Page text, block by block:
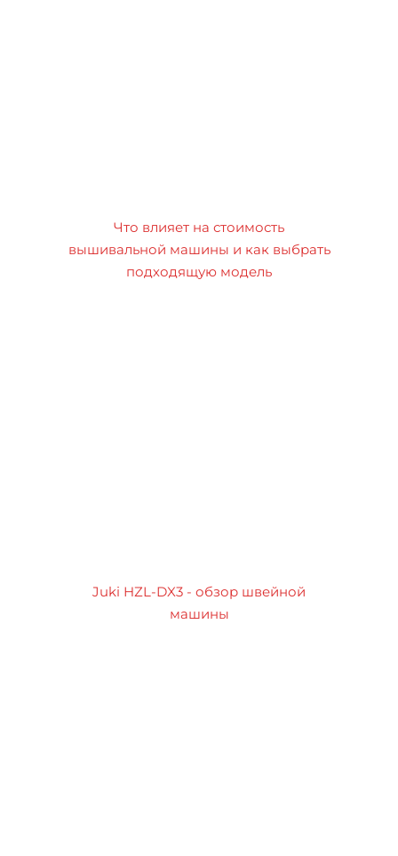
Что влияет на стоимость
вышивальной машины и как выбрать
подходящую модель
Juki HZL-DX3 - обзор швейной
машины